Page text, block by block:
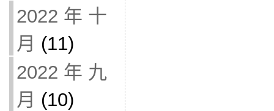
2022 年 十
月 (11)
2022 年 九
月 (10)